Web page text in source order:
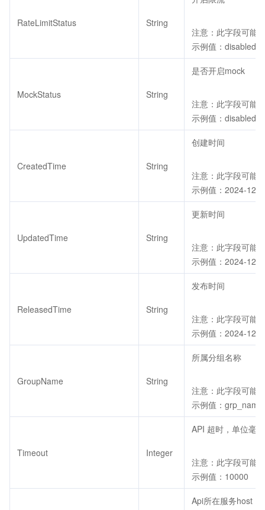
RateLimitStatus String
注意：此字段可能
示例值：disabled
MockStatus String
是否开启mock
注意：此字段可能
示例值：disabled
CreatedTime String
创建时间
注意：此字段可能
示例值：2024-12-
UpdatedTime String
更新时间
注意：此字段可能
示例值：2024-12-
ReleasedTime String
发布时间
注意：此字段可能
示例值：2024-12-
GroupName String
所属分组名称
注意：此字段可能
示例值：grp_name
Timeout Integer
API 超时，单位毫秒
注意：此字段可能
示例值：10000
Api所在服务host